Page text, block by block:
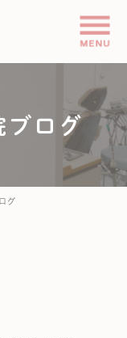
ブログ
グ